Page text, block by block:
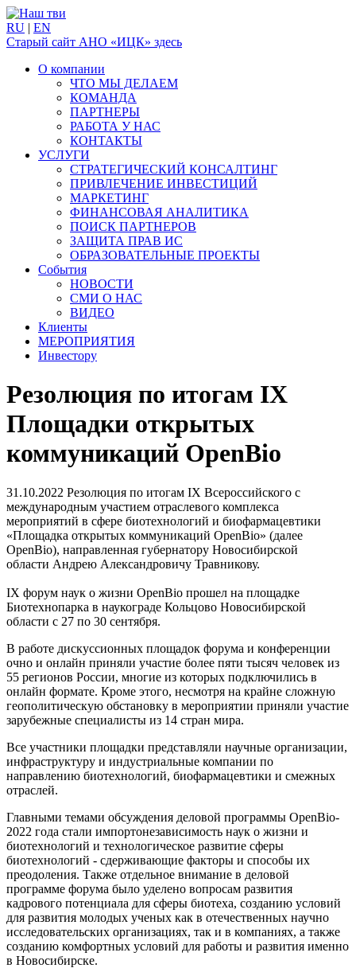
RU | EN
Старый сайт АНО «ИЦК» здесь
О компании
ЧТО МЫ ДЕЛАЕМ
КОМАНДА
ПАРТНЕРЫ
РАБОТА У НАС
КОНТАКТЫ
УСЛУГИ
СТРАТЕГИЧЕСКИЙ КОНСАЛТИНГ
ПРИВЛЕЧЕНИЕ ИНВЕСТИЦИЙ
МАРКЕТИНГ
ФИНАНСОВАЯ АНАЛИТИКА
ПОИСК ПАРТНЕРОВ
ЗАЩИТА ПРАВ ИС
ОБРАЗОВАТЕЛЬНЫЕ ПРОЕКТЫ
События
НОВОСТИ
СМИ О НАС
ВИДЕО
Клиенты
МЕРОПРИЯТИЯ
Инвестору
Резолюция по итогам IX
Площадки открытых
коммуникаций OpenBio
31.10.2022 Резолюция по итогам IX Всероссийского с
международным участием отраслевого комплекса
мероприятий в сфере биотехнологий и биофармацевтики
«Площадка открытых коммуникаций OpenBio» (далее
OpenBio), направленная губернатору Новосибирской
области Андрею Александровичу Травникову.
IX форум наук о жизни OpenBio прошел на площадке
Биотехнопарка в наукограде Кольцово Новосибирской
области с 27 по 30 сентября.
В работе дискуссионных площадок форума и конференции
очно и онлайн приняли участие более пяти тысяч человек из
55 регионов России, многие из которых подключились в
онлайн формате. Кроме этого, несмотря на крайне сложную
геополитическую обстановку в мероприятии приняли участие
зарубежные специалисты из 14 стран мира.
Все участники площадки представляли научные организации,
инфраструктуру и индустриальные компании по
направлению биотехнологий, биофармацевтики и смежных
отраслей.
Главными темами обсуждения деловой программы OpenBio-
2022 года стали импортонезависимость наук о жизни и
биотехнологий и технологическое развитие сферы
биотехнологий - сдерживающие факторы и способы их
преодоления. Также отдельное внимание в деловой
программе форума было уделено вопросам развития
кадрового потенциала для сферы биотеха, созданию условий
для развития молодых ученых как в отечественных научно
исследовательских организациях, так и в компаниях, а также
созданию комфортных условий для работы и развития именно
в Новосибирске.